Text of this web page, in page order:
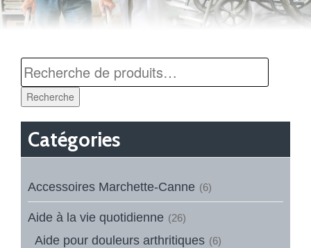
Recherche
Catégories
Accessoires Marchette-Canne (6)
Aide à la vie quotidienne (26)
Aide pour douleurs arthritiques (6)